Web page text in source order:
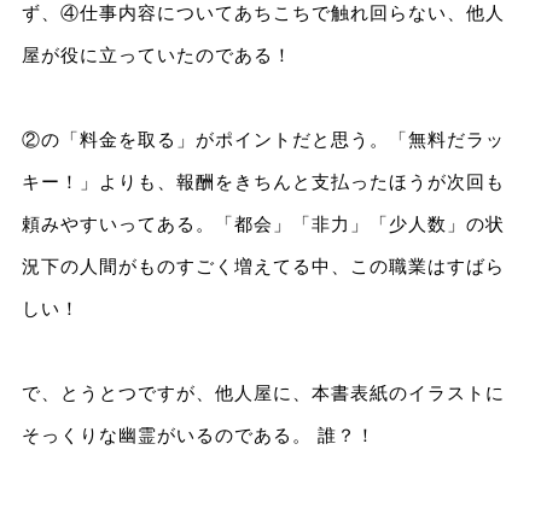
ず、④仕事内容についてあちこちで触れ回らない、他人
屋が役に立っていたのである！
②の「料金を取る」がポイントだと思う。「無料だラッ
キー！」よりも、報酬をきちんと支払ったほうが次回も
頼みやすいってある。「都会」「非力」「少人数」の状
況下の人間がものすごく増えてる中、この職業はすばら
しい！
で、とうとつですが、他人屋に、本書表紙のイラストに
そっくりな幽霊がいるのである。 誰？！